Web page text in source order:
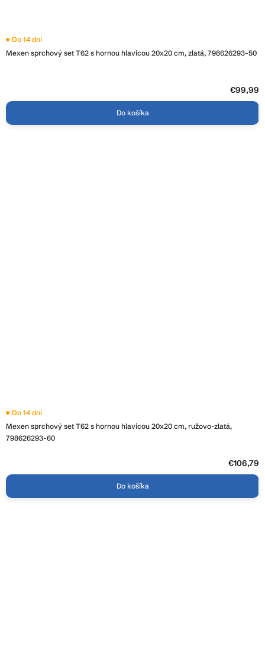
Mexen sprchový set T62 s hornou hlavicou 20x20 cm, zlatá, 798626293-50
Do 14 dní
€99,99
Do košíka
Mexen sprchový set T62 s hornou hlavicou 20x20 cm, ružovo-zlatá,
798626293-60
Do 14 dní
€106,79
Do košíka